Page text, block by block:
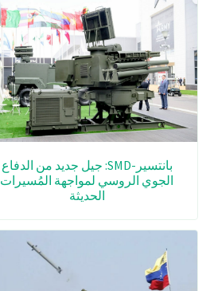
بانتسير-SMD: جيل جديد من الدفاع
الجوي الروسي لمواجهة المُسيرات
الحديثة